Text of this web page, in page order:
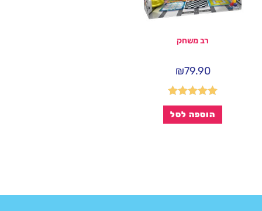
רב משחק
₪79.90
דורג5.00
מתוך 5
הוספה לסל